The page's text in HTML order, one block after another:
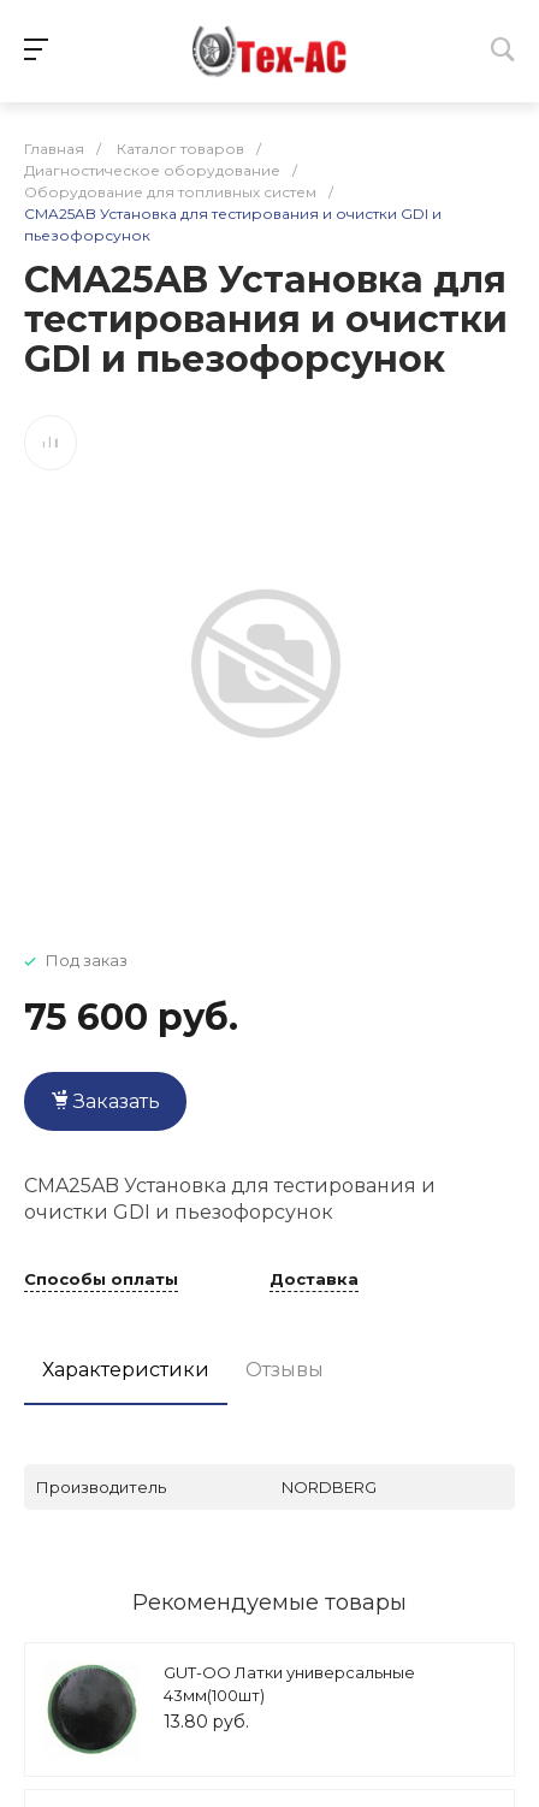
Главная / Каталог товаров
/
Диагностическое оборудование
/
Оборудование для топливных систем
/
CMA25AB Установка для тестирования и очистки GDI и
пьезофорсунок
CMA25AB Установка для
тестирования и очистки
GDI и пьезофорсунок
Под заказ
75 600 руб.
Заказать
CMA25AB Установка для тестирования и
очистки GDI и пьезофорсунок
Способы оплаты Доставка
Характеристики Отзывы
Производитель NORDBERG
Рекомендуемые товары
GUT-OO Латки универсальные
43мм(100шт)
13.80 руб.